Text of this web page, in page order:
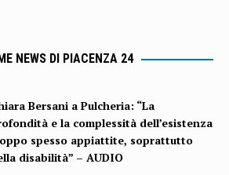
NEWS DI PIACENZA 24
Bersani a Pulcheria: “La
e la complessità dell’esistenza
spesso appiattite, soprattutto
disabilità” – AUDIO